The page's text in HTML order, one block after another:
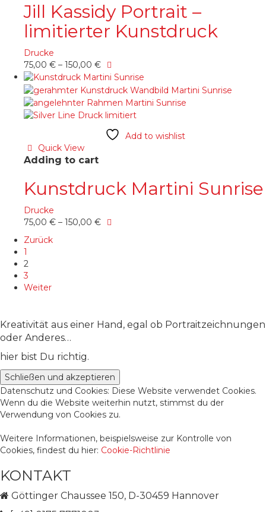
Jill Kassidy Portrait –
limitierter Kunstdruck
Drucke
75,00 € – 150,00 €
Produkt
weist
mehrere
Varianten
Die
der
Produktseite
Add to wishlist
Quick View
Adding to cart
Kunstdruck Martini Sunrise
Drucke
75,00 € – 150,00 €
auf
werden
Zurück
1
2
3
Weiter
Kreativität aus einer Hand, egal ob Portraitzeichnungen
oder Anderes…
hier bist Du richtig.
Datenschutz und Cookies: Diese Website verwendet Cookies.
Wenn du die Website weiterhin nutzt, stimmst du der
Verwendung von Cookies zu.
Weitere Informationen, beispielsweise zur Kontrolle von
Cookies, findest du hier: Cookie-Richtlinie
KONTAKT
Göttinger Chaussee 150, D-30459 Hannover